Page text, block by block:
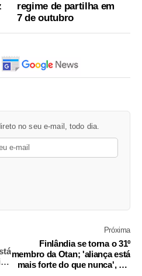
regime de partilha em
7 de outubro
no seu e-mail, todo dia.
Próxima
Finlândia se torna o 31º
membro da Otan; 'aliança está
mais forte do que nunca', diz